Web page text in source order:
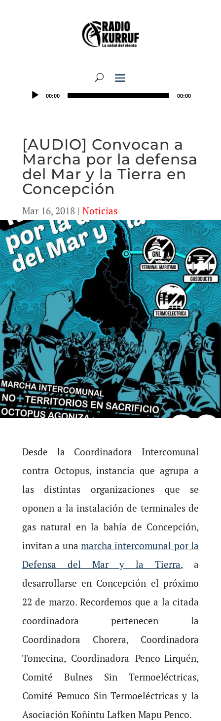
00:00 00:00
[AUDIO] Convocan a
Marcha por la defensa
del Mar y la Tierra en
Concepción
Mar 16, 2018| Noticias
Desde la Coordinadora Intercomunal
contra Octopus, instancia que agrupa a
las distintas organizaciones que se
oponen a la instalación de terminales de
gas natural en la bahía de Concepción,
invitan a una marcha intercomunal por la
Defensa del Mar y la Tierra, a
desarrollarse en Concepción el próximo
22 de marzo. Recordemos que a la citada
coordinadora pertenecen la
Coordinadora Chorera, Coordinadora
Tomecina, Coordinadora Penco-Lirquén,
Comité Bulnes Sin Termoeléctricas,
Comité Pemuco Sin Termoeléctricas y la
Asociación Koñintu Lafken Mapu Penco.